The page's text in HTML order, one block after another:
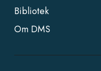
Bibliotek
Om DMS